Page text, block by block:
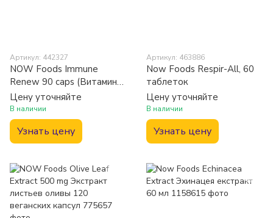
Артикул: 442327
NOW Foods Immune
Renew 90 caps (Витамины
для иммунитета)
Цену уточняйте
В наличии
Узнать цену
Артикул: 463886
Now Foods Respir-All, 60
таблеток
Цену уточняйте
В наличии
Узнать цену